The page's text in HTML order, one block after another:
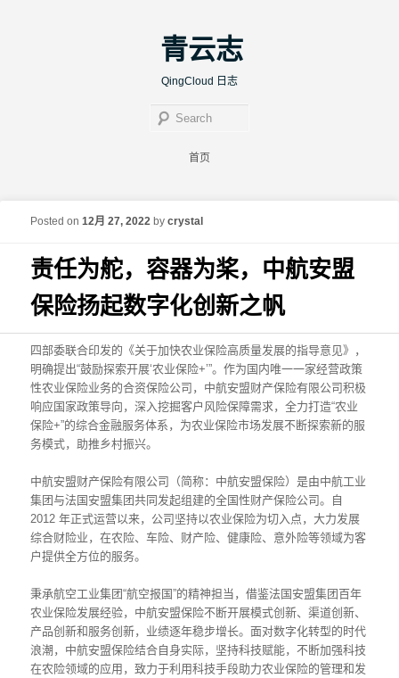
青云志
QingCloud 日志
Skip to primary content
Skip to secondary content
首页
责任为舵，容器为桨，中航安盟
保险扬起数字化创新之帆
Posted on12月 27, 2022 bycrystal
四部委联合印发的《关于加快农业保险高质量发展的指导意见》，
明确提出“鼓励探索开展‘农业保险+’”。作为国内唯一一家经营政策
性农业保险业务的合资保险公司，中航安盟财产保险有限公司积极
响应国家政策导向，深入挖掘客户风险保障需求，全力打造“农业
保险+”的综合金融服务体系，为农业保险市场发展不断探索新的服
务模式，助推乡村振兴。
中航安盟财产保险有限公司（简称：中航安盟保险）是由中航工业
集团与法国安盟集团共同发起组建的全国性财产保险公司。自
2012 年正式运营以来，公司坚持以农业保险为切入点，大力发展
综合财险业，在农险、车险、财产险、健康险、意外险等领域为客
户提供全方位的服务。
秉承航空工业集团“航空报国”的精神担当，借鉴法国安盟集团百年
农业保险发展经验，中航安盟保险不断开展模式创新、渠道创新、
产品创新和服务创新，业绩逐年稳步增长。面对数字化转型的时代
浪潮，中航安盟保险结合自身实际，坚持科技赋能，不断加强科技
在农险领域的应用，致力于利用科技手段助力农业保险的管理和发